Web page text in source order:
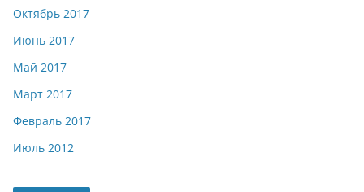
Октябрь 2017
Июнь 2017
Май 2017
Март 2017
Февраль 2017
Июль 2012